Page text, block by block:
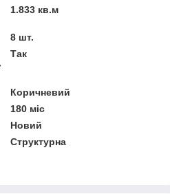
1.833 кв.м
8 шт.
Так
Коричневий
180 міс
Новий
Структурна